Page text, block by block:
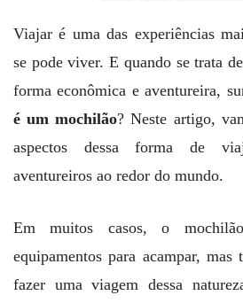
Viajar é uma das experiências
se pode viver. E quando se trata
forma econômica e aventureira,
é um mochilão? Neste artigo,
aspectos dessa forma de
aventureiros ao redor do mundo.
Em muitos casos, o
equipamentos para acampar,
fazer uma viagem dessa